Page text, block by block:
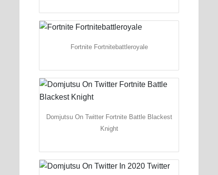
Fortnite Fortnitebattleroyale
Domjutsu On Twitter Fortnite Battle Blackest
Knight